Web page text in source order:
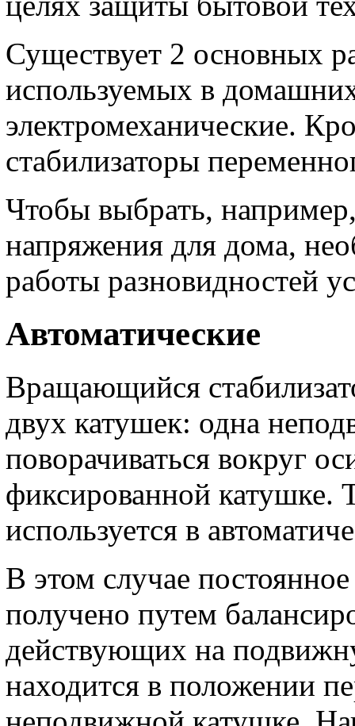
Существует 2 основных
используемых в
электромеханические.
стабилизаторы
Чтобы выбрать,
напряжения для дома,
работы разновидностей
Автоматические
Вращающийся
двух катушек: одна
поворачиваться вокруг
фиксированной катушке.
используется в
В этом случае
получено путем
действующих на
находится в положении